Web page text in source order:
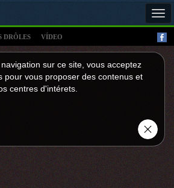
DRÔLES VÍDEO
sur ce site, vous acceptez
pour vous proposer des contenus et
centres d'intérets.